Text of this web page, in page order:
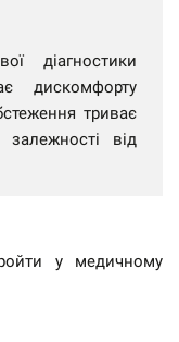
діагностики
дискомфорту
триває
від
у медичному